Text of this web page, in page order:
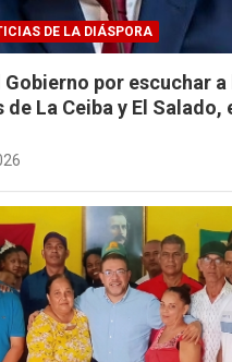
DE LA DIÁSPORA
por escuchar a
La Ceiba y El Salado,